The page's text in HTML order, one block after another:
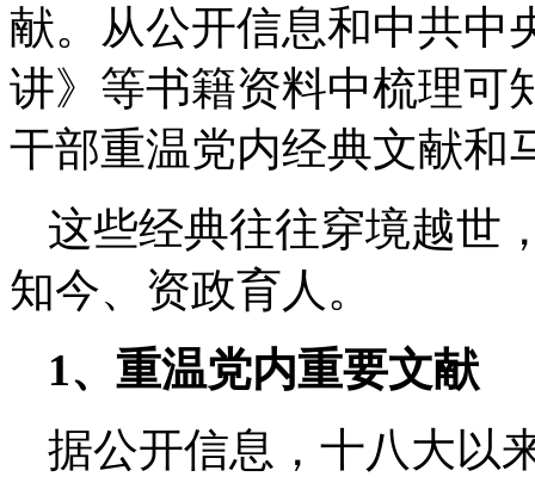
献。从公开信息和中共中
讲》等书籍资料中梳理可
干部重温党内经典文献和
这些经典往往穿境越世
知今、资政育人。
1、 重温党内重要文献
据公开信息，十八大以